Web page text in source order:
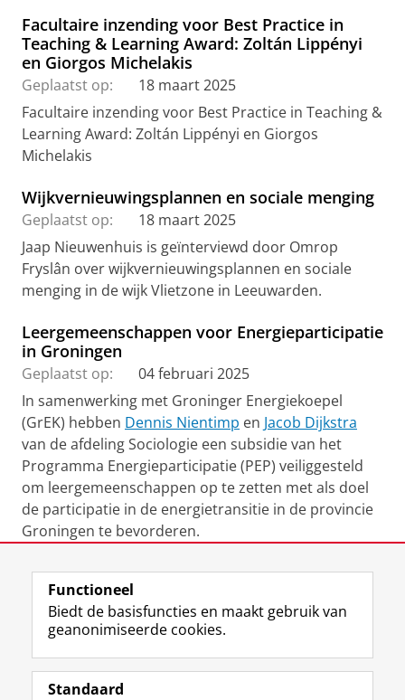
Facultaire inzending voor Best Practice in
Teaching & Learning Award: Zoltán Lippényi
en Giorgos Michelakis
Geplaatst op:
18 maart 2025
Facultaire inzending voor Best Practice in Teaching &
Learning Award: Zoltán Lippényi en Giorgos
Michelakis
Wijkvernieuwingsplannen en sociale menging
Geplaatst op:
18 maart 2025
Jaap Nieuwenhuis is geïnterviewd door Omrop
Fryslân over wijkvernieuwingsplannen en sociale
menging in de wijk Vlietzone in Leeuwarden.
Leergemeenschappen voor Energieparticipatie
in Groningen
Geplaatst op:
04 februari 2025
In samenwerking met Groninger Energiekoepel
(GrEK) hebben Dennis Nientimp en Jacob Dijkstra
van de afdeling Sociologie een subsidie van het
Programma Energieparticipatie (PEP) veiliggesteld
om leergemeenschappen op te zetten met als doel
de participatie in de energietransitie in de provincie
Groningen te bevorderen.
View this page in:English
Volg de RUG
F
a
L
i
R
S
I
n
Y
o
Functioneel
Biedt de basisfuncties en maakt gebruik van
geanonimiseerde cookies.
Standaard